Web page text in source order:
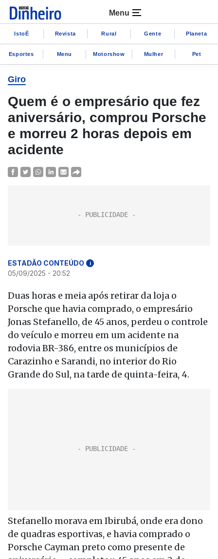
Menu
IstoÉ Revista Rural Gente Planeta
Esportes Menu Motorshow Mulher Pet
Giro
Quem é o empresário que fez
aniversário, comprou Porsche
e morreu 2 horas depois em
acidente
ESTADÃO CONTEÚDO i
05/09/2025 - 20:52
Duas horas e meia após retirar da loja o
Porsche que havia comprado, o empresário
Jonas Stefanello, de 45 anos, perdeu o controle
do veículo e morreu em um acidente na
rodovia BR-386, entre os municípios de
Carazinho e Sarandi, no interior do Rio
Grande do Sul, na tarde de quinta-feira, 4.
Stefanello morava em Ibirubá, onde era dono
de quadras esportivas, e havia comprado o
Porsche Cayman preto como presente de